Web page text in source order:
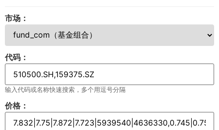
市场：
代码：
输入代码或名称快速搜索，多个用逗号分隔
价格：